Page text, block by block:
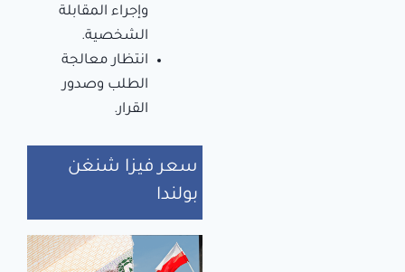
وإجراء المقابلة
الشخصية.
انتظار معالجة
الطلب وصدور
القرار.
سعر فيزا شنغن
بولندا